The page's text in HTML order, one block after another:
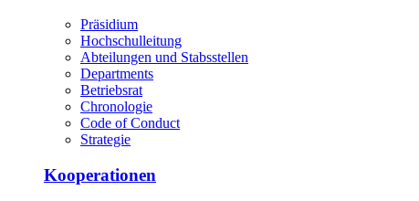
Präsidium
Hochschulleitung
Abteilungen und Stabsstellen
Departments
Betriebsrat
Chronologie
Code of Conduct
Strategie
Kooperationen